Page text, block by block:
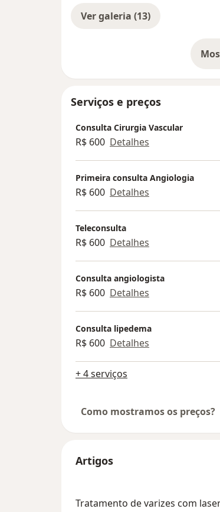
Ver galeria (13)
Serviços e preços
Consulta Cirurgia Vascular
R$ 600 Detalhes
Primeira consulta Angiologia
R$ 600 Detalhes
Teleconsulta
R$ 600 Detalhes
Consulta angiologista
R$ 600 Detalhes
Consulta lipedema
R$ 600 Detalhes
+ 4 serviços
Como mostramos os preços?
Artigos
Tratamento de varizes com